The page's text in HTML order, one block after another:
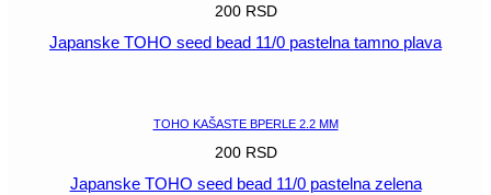
200 RSD
Japanske TOHO seed bead 11/0 pastelna tamno plava
TOHO KAŠASTE BPERLE 2.2 MM
200 RSD
Japanske TOHO seed bead 11/0 pastelna zelena